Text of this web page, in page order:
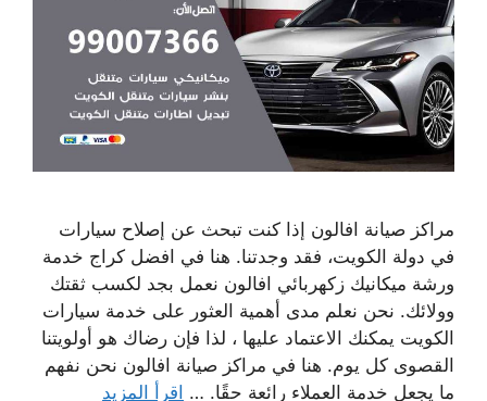
مراكز صيانة افالون إذا كنت تبحث عن إصلاح سيارات
في دولة الكويت، فقد وجدتنا. هنا في افضل كراج خدمة
ورشة ميكانيك زكهربائي افالون نعمل بجد لكسب ثقتك
وولائك. نحن نعلم مدى أهمية العثور على خدمة سيارات
الكويت يمكنك الاعتماد عليها ، لذا فإن رضاك ​​هو أولويتنا
القصوى كل يوم. هنا في مراكز صيانة افالون نحن نفهم
ما يجعل خدمة العملاء رائعة حقًا. … اقرأ المزيد